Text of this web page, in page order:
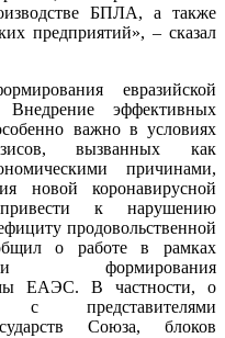
БПЛА, а также
предприятий», – сказал
евразийской
Внедрение эффективных
важно в условиях
вызванных как
причинами,
новой коронавирусной
к нарушению
продовольственной
о работе в рамках
формирования
ЕАЭС. В частности, о
с представителями
Союза, блоков